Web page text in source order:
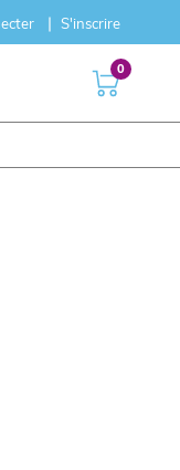
S'inscrire
0